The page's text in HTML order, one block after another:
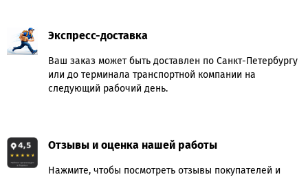
Экспресс-доставка
Ваш заказ может быть доставлен по Санкт-Петербургу
или до терминала транспортной компании на
следующий рабочий день.
Отзывы и оценка нашей работы
Нажмите, чтобы посмотреть отзывы покупателей и